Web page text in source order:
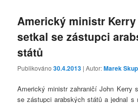
Americký ministr Kerry
setkal se zástupci
států
Publikováno30.4.2013 | Autor:Marek
Americký ministr zahraničí John Kerry
se zástupci arabských států a jednal s